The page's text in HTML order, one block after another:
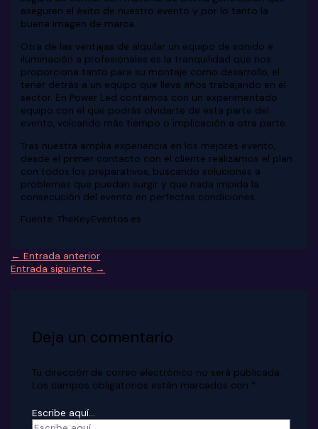
aseguren el éxito de nuestro evento y por lo tanto la
buena imagen de marca.
Otra de las ventajas de alquilar un equipo de sonido e
iluminación a profesionales es la tranquilidad que nos
proporciona tanto para su montaje como desarrollo, el
tener detrás a un equipo que lleva años trabajando en el
sector. En Power Led contamos con un experimentado
equipo con el que podrás olvidarte de esta parte del
evento, volcando más tiempo o implicación a otra parte.
Tras nuestra amplia experiencia en los mejores evento,
desde el primer contacto con el cliente realizamos el plan
con todos los preparativos, buscando soluciones a
problemas que puedan surgir y que nada impida la
consecución del evento en perfectas condiciones.
Fuente: TheKeyEventos.es
← Entrada anterior
Entrada siguiente →
Deja un comentario
Tu dirección de correo electrónico no será publicada.
Los campos obligatorios están marcados con *
Escribe aquí...